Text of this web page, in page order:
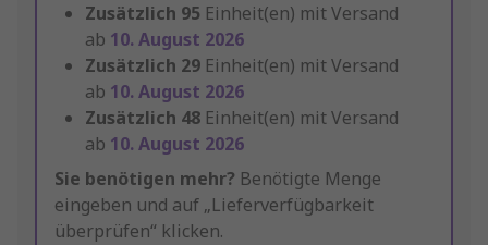
Zusätzlich 95 Einheit(en) mit Versand
ab 10. August 2026
Zusätzlich 29 Einheit(en) mit Versand
ab 10. August 2026
Zusätzlich 48 Einheit(en) mit Versand
ab 10. August 2026
Sie benötigen mehr? Benötigte Menge
eingeben und auf „Lieferverfügbarkeit
überprüfen“ klicken.